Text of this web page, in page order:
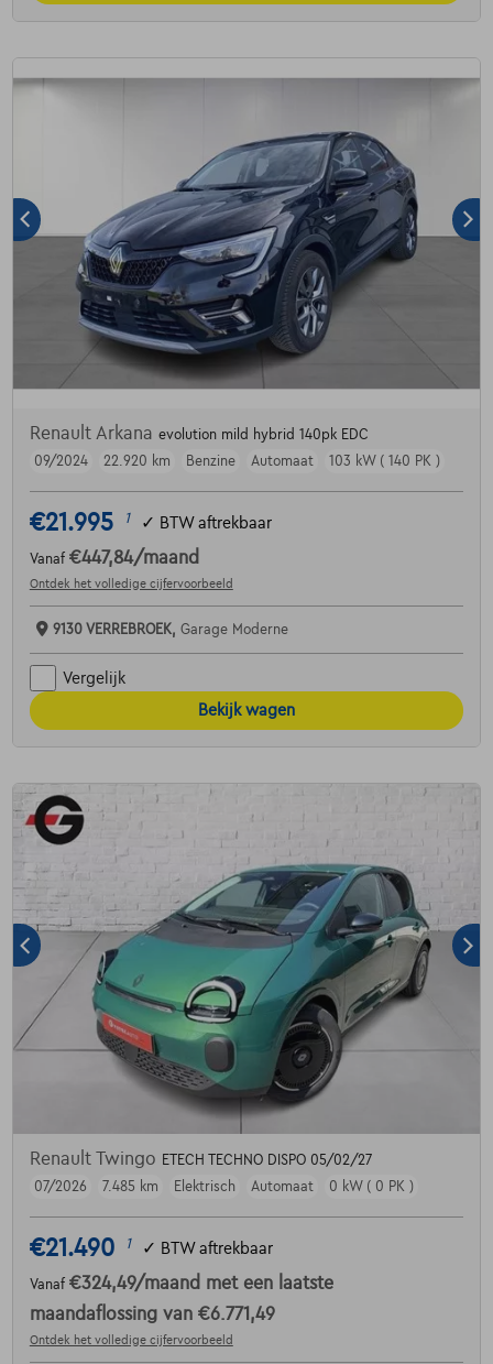
Renault Arkana evolution mild hybrid 140pk EDC
09/2024
22.920 km Benzine Automaat 103 kW ( 140 PK )
€21.995 1 ✓ BTW aftrekbaar
Vanaf €447,84/maand
Ontdek het volledige cijfervoorbeeld
9130 VERREBROEK, Garage Moderne
Vergelijk
Bekijk wagen
Renault Twingo ETECH TECHNO DISPO 05/02/27
07/2026
7.485 km Elektrisch Automaat 0 kW ( 0 PK )
€21.490 1 ✓ BTW aftrekbaar
Vanaf €324,49/maand met een laatste
maandaflossing van €6.771,49
Ontdek het volledige cijfervoorbeeld